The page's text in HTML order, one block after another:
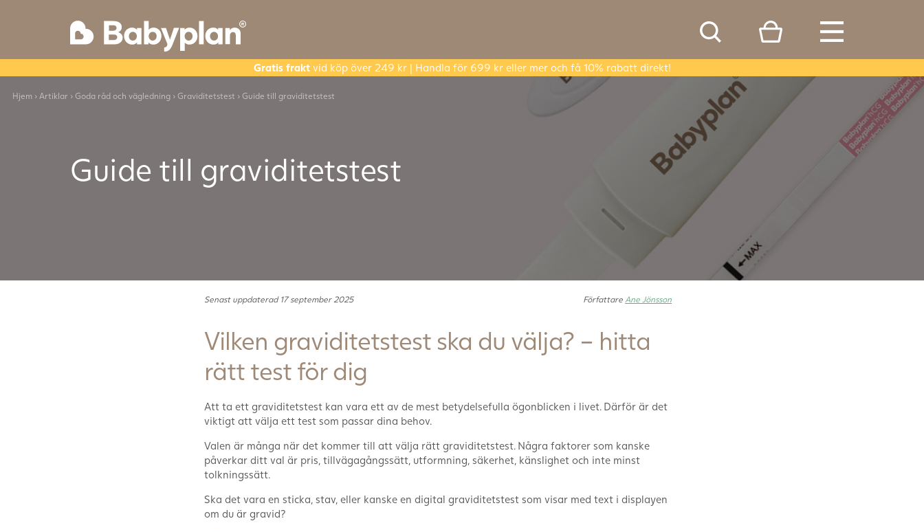
Gratis fraktvid köp över 249 kr | Handla för 699 kr eller mer och få 10% rabatt direkt!
Hjem › Artiklar › Goda råd och vägledning › Graviditetstest › Guide till graviditetstest
Guide till graviditetstest
Senast uppdaterad 17 september 2025 Författare Ane Jönsson
Vilken graviditetstest ska du välja? – hitta
rätt test för dig
Att ta ett graviditetstest kan vara ett av de mest betydelsefulla ögonblicken i livet. Därför är det
viktigt att välja ett test som passar dina behov.
Valen är många när det kommer till att välja rätt graviditetstest. Några faktorer som kanske
påverkar ditt val är pris, tillvägagångssätt, utformning, säkerhet, känslighet och inte minst
tolkningssätt.
Ska det vara en sticka, stav, eller kanske en digital graviditetstest som visar med text i displayen
om du är gravid?